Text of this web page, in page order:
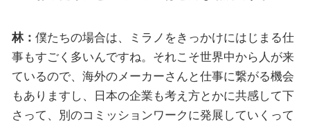
林： 僕たちの場合は、ミラノをきっかけにはじまる仕
事もすごく多いんですね。それこそ世界中から人が来
ているので、海外のメーカーさんと仕事に繋がる機会
もありますし、日本の企業も考え方とかに共感して下
さって、別のコミッションワークに発展していくって